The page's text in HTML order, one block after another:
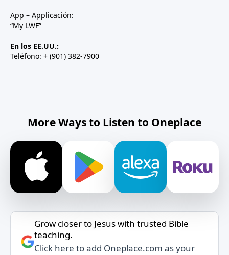
App – Applicación:
“My LWF”
En los EE.UU.:
Teléfono: + (901) 382-7900
More Ways to Listen to Oneplace
Grow closer to Jesus with trusted Bible
teaching.
Click here to add Oneplace.com as your